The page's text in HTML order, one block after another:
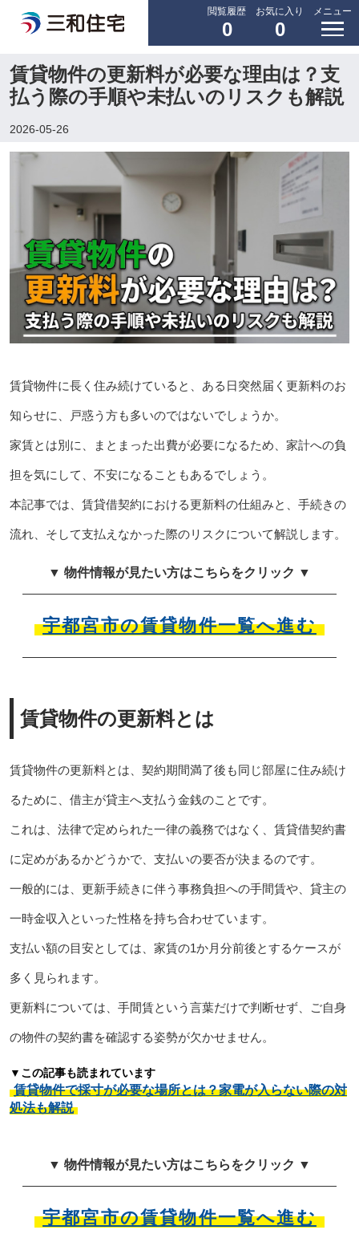
閲覧履歴
0
お気に入り
0
メニュー
賃貸物件の更新料が必要な理由は？支
払う際の手順や未払いのリスクも解説
2026-05-26
賃貸物件に長く住み続けていると、ある日突然届く更新料のお
知らせに、戸惑う方も多いのではないでしょうか。
家賃とは別に、まとまった出費が必要になるため、家計への負
担を気にして、不安になることもあるでしょう。
本記事では、賃貸借契約における更新料の仕組みと、手続きの
流れ、そして支払えなかった際のリスクについて解説します。
▼ 物件情報が見たい方はこちらをクリック ▼
宇都宮市の賃貸物件一覧へ進む
賃貸物件の更新料とは
賃貸物件の更新料とは、契約期間満了後も同じ部屋に住み続け
るために、借主が貸主へ支払う金銭のことです。
これは、法律で定められた一律の義務ではなく、賃貸借契約書
に定めがあるかどうかで、支払いの要否が決まるのです。
一般的には、更新手続きに伴う事務負担への手間賃や、貸主の
一時金収入といった性格を持ち合わせています。
支払い額の目安としては、家賃の1か月分前後とするケースが
多く見られます。
更新料については、手間賃という言葉だけで判断せず、ご自身
の物件の契約書を確認する姿勢が欠かせません。
▼この記事も読まれています
賃貸物件で採寸が必要な場所とは？家電が入らない際の対
処法も解説
▼ 物件情報が見たい方はこちらをクリック ▼
宇都宮市の賃貸物件一覧へ進む